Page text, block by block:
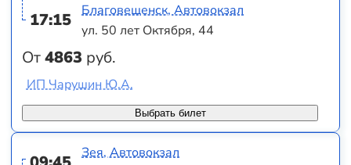
17:15
От4863 руб.
Благовещенск, Автовокзал
ул. 50 лет Октября, 44
Выбрать билет
ИП Чарушин Ю.А.
Зея, Автовокзал